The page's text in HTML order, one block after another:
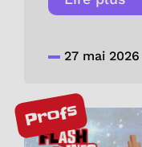
27 mai 2026
Profs